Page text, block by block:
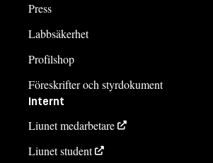
Press
Labbsäkerhet
Profilshop
Föreskrifter och styrdokument
Internt
Liunet medarbetare
Liunet student